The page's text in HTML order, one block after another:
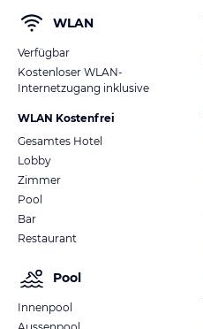
WLAN
Verfügbar
Kostenloser WLAN-
Internetzugang inklusive
WLAN Kostenfrei
Gesamtes Hotel
Lobby
Zimmer
Pool
Bar
Restaurant
Pool
Innenpool